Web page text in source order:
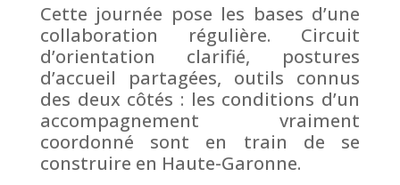
Cette journée pose les bases d’une
collaboration régulière. Circuit
d’orientation clarifié, postures
d’accueil partagées, outils connus
des deux côtés : les conditions d’un
accompagnement vraiment
coordonné sont en train de se
construire en Haute-Garonne.